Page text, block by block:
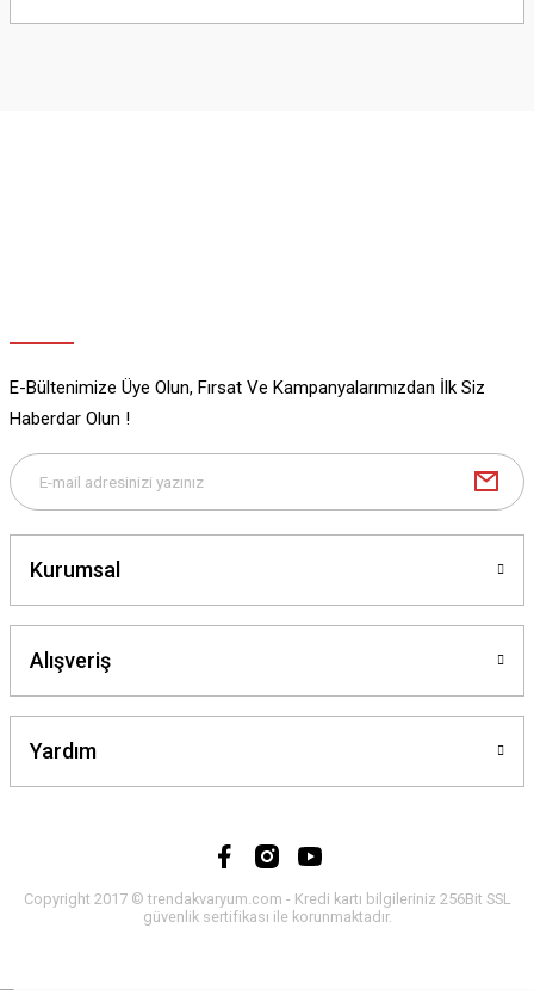
yetersiz gördüğünüz noktaları öneri formunu kullanarak tarafımıza
E-Bültenimize Üye Olun, Fırsat Ve Kampanyalarımızdan İlk Siz
Haberdar Olun !
Kurumsal
Alışveriş
Yardım
Copyright 2017 © trendakvaryum.com - Kredi kartı bilgileriniz 256Bit SSL
güvenlik sertifikası ile korunmaktadır.